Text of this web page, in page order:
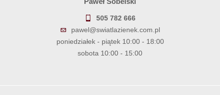
505 782 666
pawel@swiatlazienek.com.pl
poniedziałek - piątek 10:00 - 18:00
sobota 10:00 - 15:00